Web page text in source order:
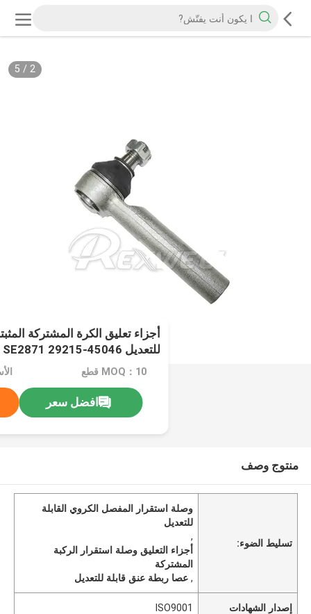
2
/
5
أجزاء تعليق الكرة المشتركة
Quantum
MOQ：10 قطع
افضل سعر
منتوج وصف
تسليط الضوء:
وصلة استقرار المفصل الكروي القابلة
للتعديل
,
أجزاء التعليق وصلة استقرار الركبة
المشتركة
,عصا ربطة عنق قابلة للتعديل
إصدار الشهادات ISO9001